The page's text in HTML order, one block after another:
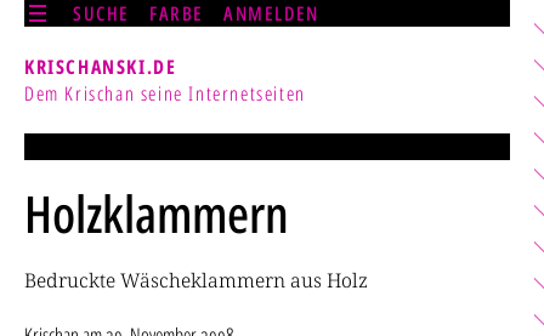
SUCHE FARBE ANMELDEN
KRISCHANSKI.DE
Dem Krischan seine Internetseiten
Holzklammern
Bedruckte Wäscheklammern aus Holz